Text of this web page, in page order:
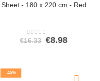
Sheet - 180 x 220 cm - Red
0out of 5
€16.33 €8.98Huidige
-45%